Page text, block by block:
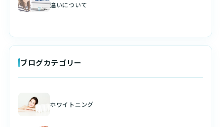
違いについて
ブログカテゴリー
ホワイトニング